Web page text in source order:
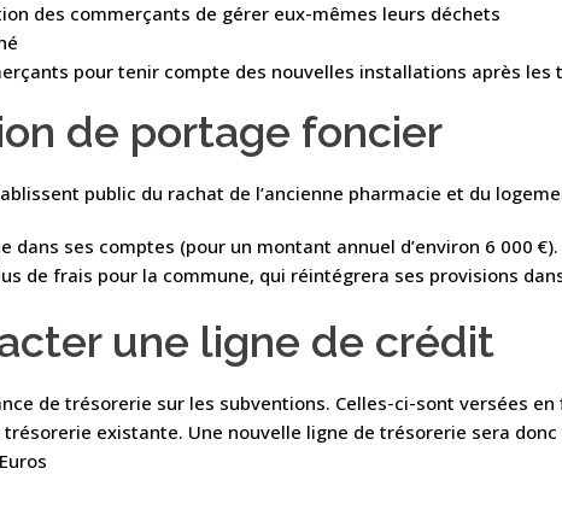
des commerçants de gérer eux-mêmes leurs déchets
pour tenir compte des nouvelles installations après les
de portage foncier
public du rachat de l’ancienne pharmacie et du
ses comptes (pour un montant annuel d’environ 6 000
de frais pour la commune, qui réintégrera ses provisions
une ligne de crédit
de trésorerie sur les subventions. Celles-ci-sont versées
existante. Une nouvelle ligne de trésorerie sera